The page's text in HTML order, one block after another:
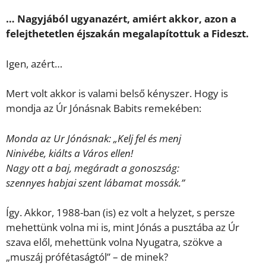
… Nagyjából ugyanazért, amiért akkor, azon a
felejthetetlen éjszakán megalapítottuk a Fideszt.
Igen, azért…
Mert volt akkor is valami belső kényszer. Hogy is
mondja az Úr Jónásnak Babits remekében:
Monda az Ur Jónásnak: „Kelj fel és menj
Ninivébe, kiálts a Város ellen!
Nagy ott a baj, megáradt a gonoszság:
szennyes habjai szent lábamat mossák.”
Így. Akkor, 1988-ban (is) ez volt a helyzet, s persze
mehettünk volna mi is, mint Jónás a pusztába az Úr
szava elől, mehettünk volna Nyugatra, szökve a
„muszáj prófétaságtól” – de minek?